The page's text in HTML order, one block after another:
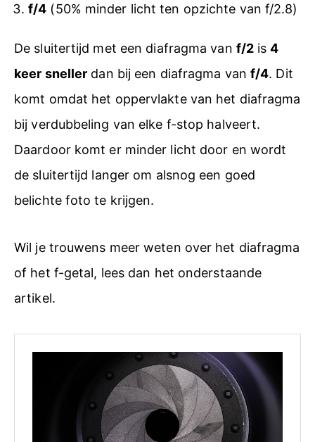
f/4 (50% minder licht ten opzichte van f/2.8)
De sluitertijd met een diafragma van f/2 is4
keer sneller dan bij een diafragma van f/4. Dit
komt omdat het oppervlakte van het diafragma
bij verdubbeling van elke f-stop halveert.
Daardoor komt er minder licht door en wordt
de sluitertijd langer om alsnog een goed
belichte foto te krijgen.
Wil je trouwens meer weten over het diafragma
of het f-getal, lees dan het onderstaande
artikel.